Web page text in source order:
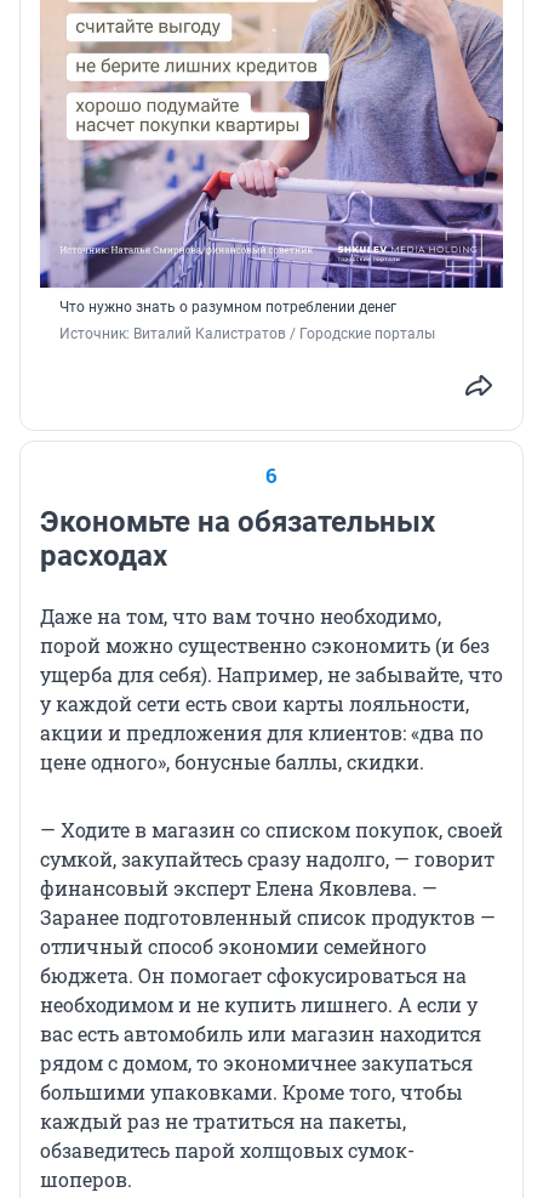
Что нужно знать о разумном потреблении денег
Источник: Виталий Калистратов / Городские порталы
6
Экономьте на обязательных
расходах
Даже на том, что вам точно необходимо,
порой можно существенно сэкономить (и без
ущерба для себя). Например, не забывайте, что
у каждой сети есть свои карты лояльности,
акции и предложения для клиентов: «два по
цене одного», бонусные баллы, скидки.
— Ходите в магазин со списком покупок, своей
сумкой, закупайтесь сразу надолго, — говорит
финансовый эксперт Елена Яковлева. —
Заранее подготовленный список продуктов —
отличный способ экономии семейного
бюджета. Он помогает сфокусироваться на
необходимом и не купить лишнего. А если у
вас есть автомобиль или магазин находится
рядом с домом, то экономичнее закупаться
большими упаковками. Кроме того, чтобы
каждый раз не тратиться на пакеты,
обзаведитесь парой холщовых сумок-
шоперов.